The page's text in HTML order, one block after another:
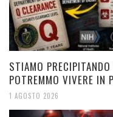
STIAMO
POTREMMO VIVERE IN
1 AGOSTO 2026